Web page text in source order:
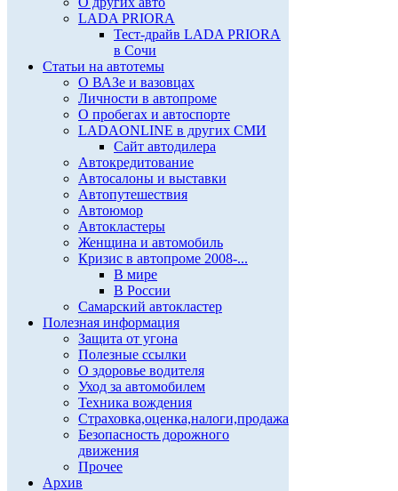
LADA PRIORA
Тест-драйв LADA PRIORA
в Сочи
Статьи на автотемы
О ВАЗе и вазовцах
Личности в автопроме
О пробегах и автоспорте
LADAONLINE в других СМИ
Сайт автодилера
Автокредитование
Автосалоны и выставки
Автопутешествия
Автоюмор
Автокластеры
Женщина и автомобиль
Кризис в автопроме 2008-...
В мире
В России
Самарский автокластер
Полезная информация
Защита от угона
Полезные ссылки
О здоровье водителя
Уход за автомобилем
Техника вождения
Страховка,оценка,налоги,продажа
Безопасность дорожного
движения
Прочее
Архив